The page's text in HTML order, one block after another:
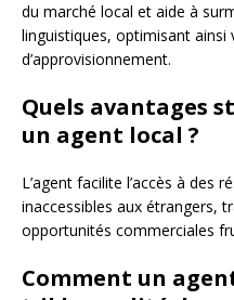
du marché local et aide à
linguistiques, optimisant ainsi
d’approvisionnement.
Quels avantages
un agent local ?
L’agent facilite l’accès à des
inaccessibles aux étrangers,
opportunités commerciales
Comment un